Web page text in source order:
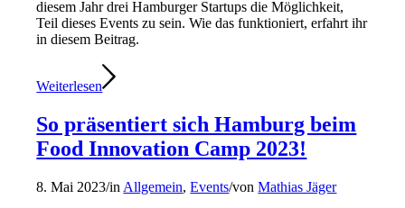
diesem Jahr drei Hamburger Startups die Möglichkeit,
Teil dieses Events zu sein. Wie das funktioniert, erfahrt ihr
in diesem Beitrag.
Weiterlesen
So präsentiert sich Hamburg beim
Food Innovation Camp 2023!
8. Mai 2023/in Allgemein,Events/vonMathias Jäger